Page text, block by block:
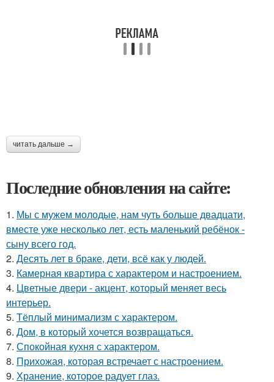
читать дальше →
Последние обновления на сайте:
1. Мы с мужем молодые, нам чуть больше двадцати,
вместе уже несколько лет, есть маленький ребёнок -
сыну всего год.
2. Десять лет в браке, дети, всё как у людей.
3. Камерная квартира с характером и настроением.
4. Цветные двери - акцент, который меняет весь
интерьер.
5. Тёплый минимализм с характером.
6. Дом, в который хочется возвращаться.
7. Спокойная кухня с характером.
8. Прихожая, которая встречает с настроением.
9. Хранение, которое радует глаз.